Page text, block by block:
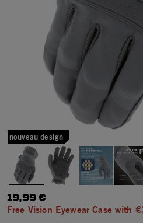
nouveau design
19,99 €
Free Vision Eyewear Case with